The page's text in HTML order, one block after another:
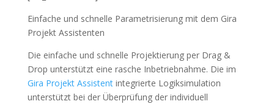
Einfache und schnelle Parametrisierung mit dem Gira
Projekt Assistenten
Die einfache und schnelle Projektierung per Drag &
Drop unterstützt eine rasche Inbetriebnahme. Die im
Gira Projekt Assistentintegrierte Logiksimulation
unterstützt bei der Überprüfung der individuell